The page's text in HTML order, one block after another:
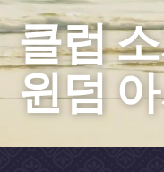
클럽
윈덤